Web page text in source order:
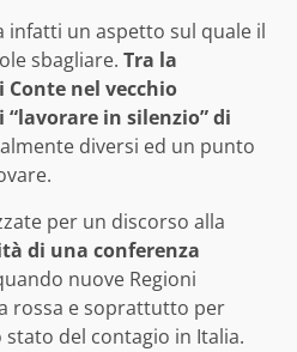
infatti un aspetto sul quale il
sbagliare. Tra la
Conte nel vecchio
in silenzio” di
diversi ed un punto
per un discorso alla
di una conferenza
nuove Regioni
rossa e soprattutto per
del contagio in Italia.